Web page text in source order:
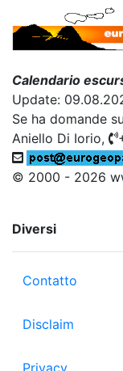
Calendario
Update:
Se ha domande
Aniello Di Iorio,
© 2000 - 2026
Diversi
Contatto
Disclaim
Privacy